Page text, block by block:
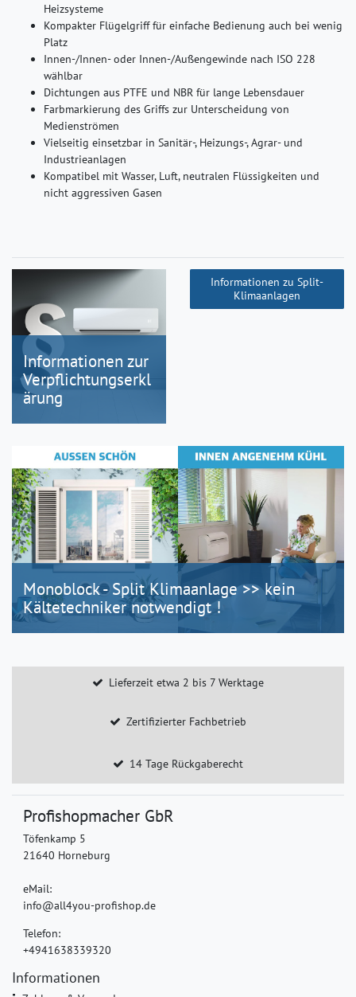
Heizsysteme
Kompakter Flügelgriff für einfache Bedienung auch bei wenig
Platz
Innen-/Innen- oder Innen-/Außengewinde nach ISO 228
wählbar
Dichtungen aus PTFE und NBR für lange Lebensdauer
Farbmarkierung des Griffs zur Unterscheidung von
Medienströmen
Vielseitig einsetzbar in Sanitär-, Heizungs-, Agrar- und
Industrieanlagen
Kompatibel mit Wasser, Luft, neutralen Flüssigkeiten und
nicht aggressiven Gasen
Informationen zur
Verpflichtungserkl
ärung
Informationen zu Split-
Klimaanlagen
Monoblock - Split Klimaanlage >> kein
Kältetechniker notwendigt !
Lieferzeit etwa 2 bis 7 Werktage
Zertifizierter Fachbetrieb
14 Tage Rückgaberecht
Profishopmacher GbR
Töfenkamp 5
21640 Horneburg
eMail:
info@all4you-profishop.de
Telefon:
+4941638339320
Informationen